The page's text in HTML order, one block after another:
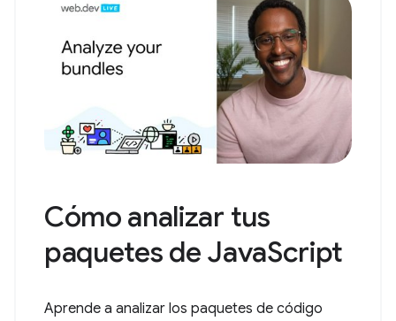
Cómo analizar tus
paquetes de JavaScript
Aprende a analizar los paquetes de código